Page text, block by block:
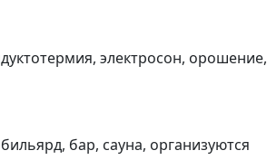
электросон, орошение,
бар, сауна, организуются